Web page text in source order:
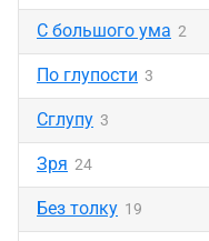
С большого ума 2
По глупости 3
Сглупу 3
Зря 24
Без толку 19